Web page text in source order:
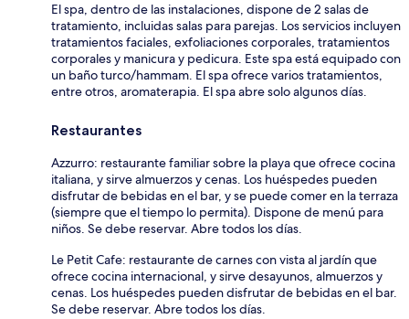
El spa, dentro de las instalaciones, dispone de 2 salas de
tratamiento, incluidas salas para parejas. Los servicios incluyen
tratamientos faciales, exfoliaciones corporales, tratamientos
corporales y manicura y pedicura. Este spa está equipado con
un baño turco/hammam. El spa ofrece varios tratamientos,
entre otros, aromaterapia. El spa abre solo algunos días.
Restaurantes
Azzurro: restaurante familiar sobre la playa que ofrece cocina
italiana, y sirve almuerzos y cenas. Los huéspedes pueden
disfrutar de bebidas en el bar, y se puede comer en la terraza
(siempre que el tiempo lo permita). Dispone de menú para
niños. Se debe reservar. Abre todos los días.
Le Petit Cafe: restaurante de carnes con vista al jardín que
ofrece cocina internacional, y sirve desayunos, almuerzos y
cenas. Los huéspedes pueden disfrutar de bebidas en el bar.
Se debe reservar. Abre todos los días.